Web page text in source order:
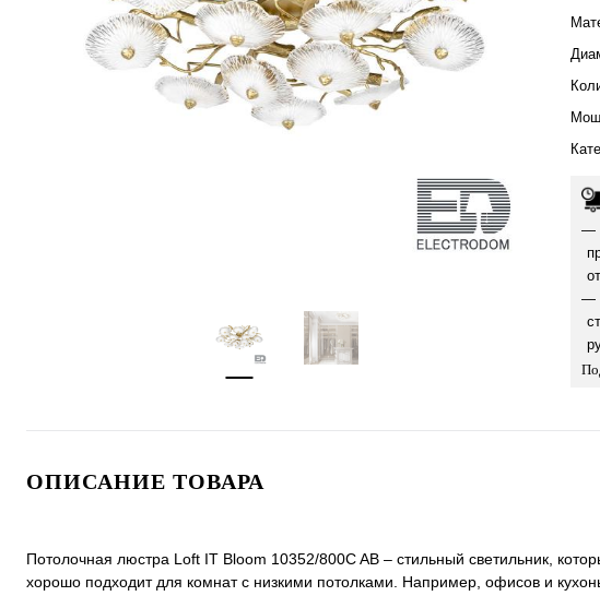
ОПИСАНИЕ ТОВАРА
Потолочная люстра Loft IT Bloom 10352/800C AB – стильный светильник,
хорошо подходит для комнат с низкими потолками. Например, офисов и